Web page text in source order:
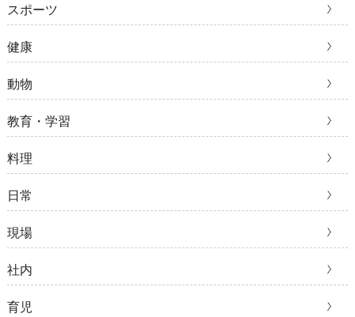
スポーツ
健康
動物
教育・学習
料理
日常
現場
社内
育児